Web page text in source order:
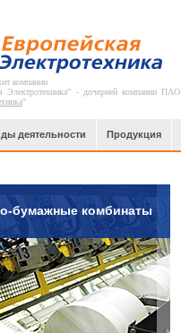
компании
- дочерней компании ПАО
"
деятельности Продукция
бумажные комбинаты